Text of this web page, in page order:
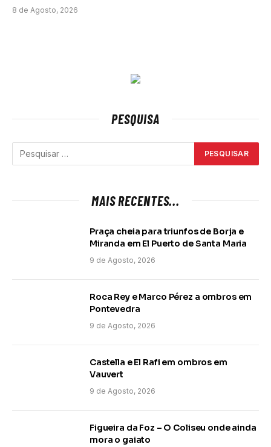
8 de Agosto, 2026
PESQUISA
MAIS RECENTES...
Praça cheia para triunfos de Borja e
Miranda em El Puerto de Santa Maria
9 de Agosto, 2026
Roca Rey e Marco Pérez a ombros em
Pontevedra
9 de Agosto, 2026
Castella e El Rafi em ombros em
Vauvert
9 de Agosto, 2026
Figueira da Foz – O Coliseu onde ainda
mora o gaiato